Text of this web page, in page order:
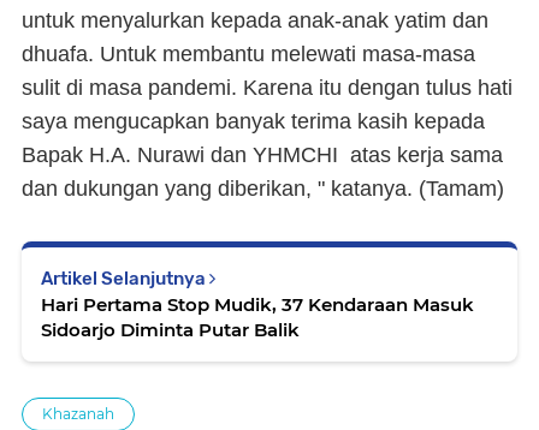
untuk menyalurkan kepada anak-anak yatim dan
dhuafa. Untuk membantu melewati masa-masa
sulit di masa pandemi. Karena itu dengan tulus hati
saya mengucapkan banyak terima kasih kepada
Bapak H.A. Nurawi dan YHMCHI atas kerja sama
dan dukungan yang diberikan, " katanya. (Tamam)
Artikel Selanjutnya
Hari Pertama Stop Mudik, 37 Kendaraan Masuk
Sidoarjo Diminta Putar Balik
Khazanah